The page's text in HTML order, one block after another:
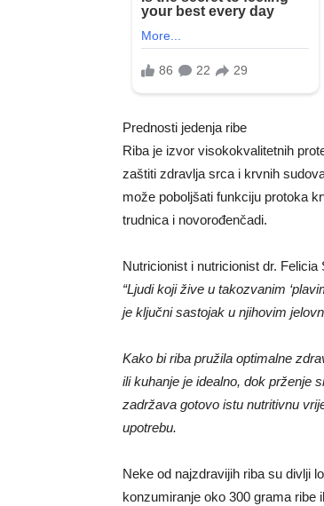
Prednosti jedenja ribe
Riba je izvor visokokvalitetnih
zaštiti zdravlja srca i krvnih
može poboljšati funkciju protoka
trudnica i novorođenčadi.
Nutricionist i nutricionist dr. Felicia
“Ljudi koji žive u takozvanim
je ključni sastojak u njihovim
Kako bi riba pružila optimalne
ili kuhanje je idealno, dok prženje
zadržava gotovo istu nutritivnu
upotrebu.
Neke od najzdravijih riba su divlji
konzumiranje oko 300 grama ribe